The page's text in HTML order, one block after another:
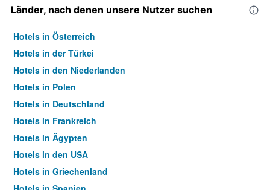
Länder, nach denen unsere Nutzer suchen
Hotels in Österreich
Hotels in der Türkei
Hotels in den Niederlanden
Hotels in Polen
Hotels in Deutschland
Hotels in Frankreich
Hotels in Ägypten
Hotels in den USA
Hotels in Griechenland